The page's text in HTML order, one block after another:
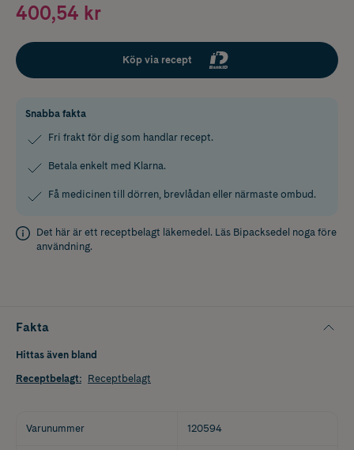
400,54 kr
Köp via recept
Snabba fakta
Fri frakt för dig som handlar recept.
Betala enkelt med Klarna.
Få medicinen till dörren, brevlådan eller närmaste ombud.
Det här är ett receptbelagt läkemedel. Läs Bipacksedel noga före
användning.
Fakta
Hittas även bland
Receptbelagt: Receptbelagt
Varunummer 120594